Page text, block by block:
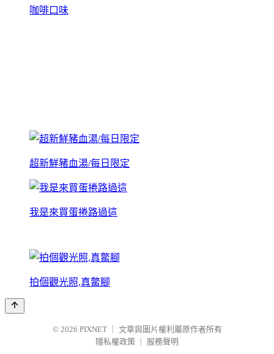
咖啡口味
超新鮮豬血湯/每日限定
我是來買蛋捲路過這
拍個觀光照,真鱉腳
© 2026 PIXNET
文章與圖片權利屬原作者所有
隱私權政策
服務聲明